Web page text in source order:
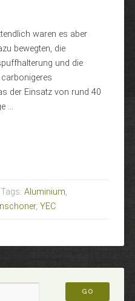
waren es aber
bewegten, die
und die
der Einsatz von rund 40
…
Tags: Aluminium,
, YEC